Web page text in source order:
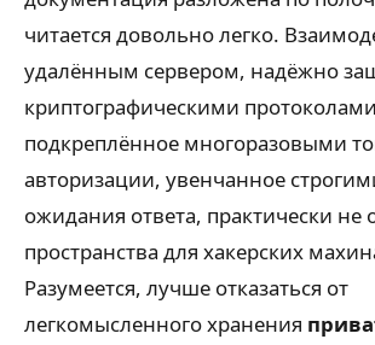
читается довольно легко.
удалённым сервером, надёжно
криптографическими
подкреплённое многоразовыми
авторизации, увенчанное
ожидания ответа, практически не
пространства для хакерских
Разумеется, лучше отказаться от
легкомысленного хранения